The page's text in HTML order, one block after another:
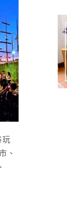
玩
、